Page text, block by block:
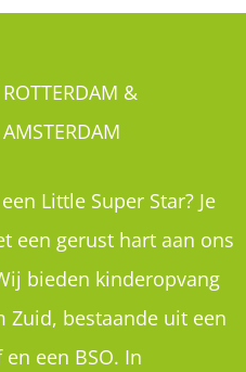
&
Little Super Star? Je
een gerust hart aan ons
bieden kinderopvang
Zuid, bestaande uit een
een BSO. In